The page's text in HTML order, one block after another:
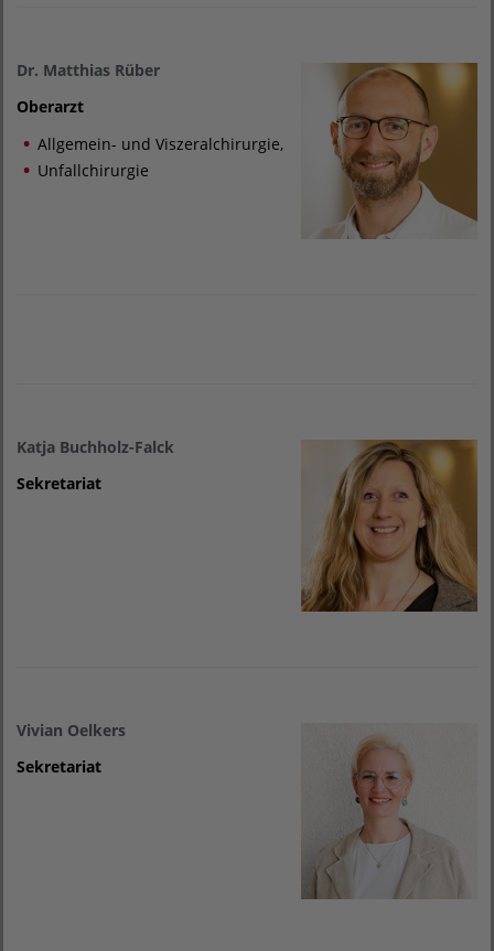
Dr. Matthias Rüber
Oberarzt
Allgemein- und Viszeralchirurgie,
Unfallchirurgie
Katja Buchholz-Falck
Sekretariat
Vivian Oelkers
Sekretariat